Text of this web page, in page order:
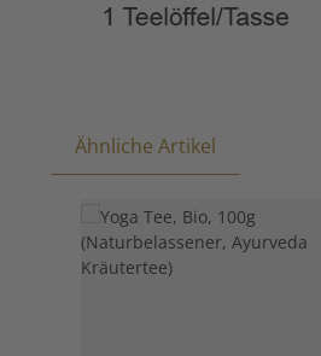
Ähnliche Artikel
Produktgalerie überspringen